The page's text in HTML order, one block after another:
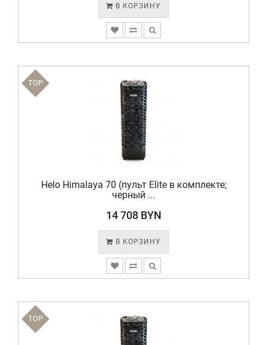
В КОРЗИНУ
TOP
Helo Himalaya 70 (пульт Elite в комплекте;
черный ...
14 708 BYN
В КОРЗИНУ
TOP